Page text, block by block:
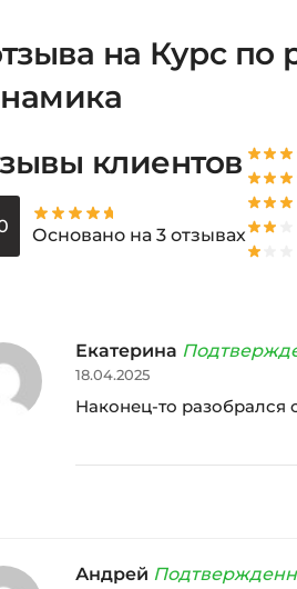
на Курс по
клиентов
Основано на 3 отзывах
Екатерина
18.04.2025
Наконец-то
Андрей